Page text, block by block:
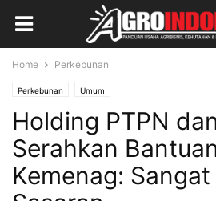
Home Perkebunan
Perkebunan Umum
Holding PTPN
Serahkan
Kemenag: